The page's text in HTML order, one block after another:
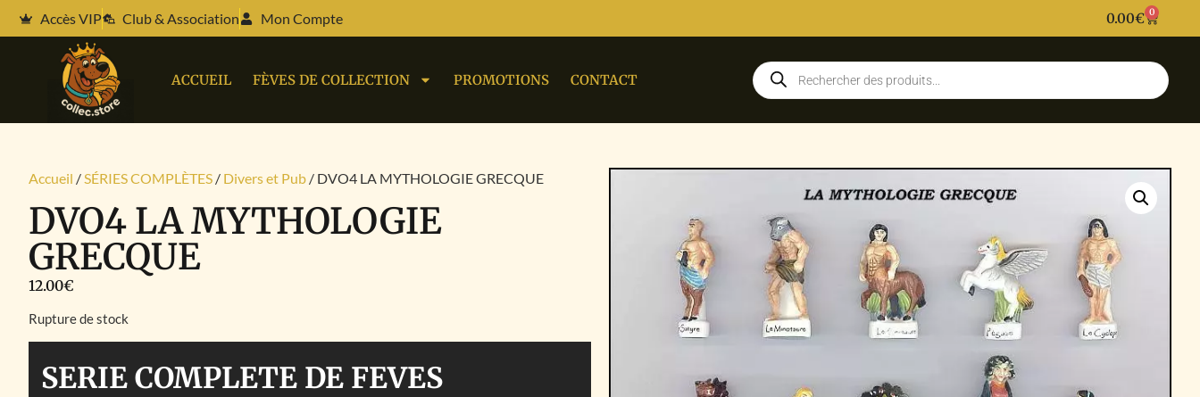
Accès VIP Club & Association Mon Compte 0.00€ 0
ACCUEIL FÈVES DE COLLECTION PROMOTIONS CONTACT
Accueil /SÉRIES COMPLÈTES / Divers et Pub / DVO4 LA MYTHOLOGIE GRECQUE
DVO4 LA MYTHOLOGIE
GRECQUE
12.00€
Rupture de stock
SERIE COMPLETE DE FEVES